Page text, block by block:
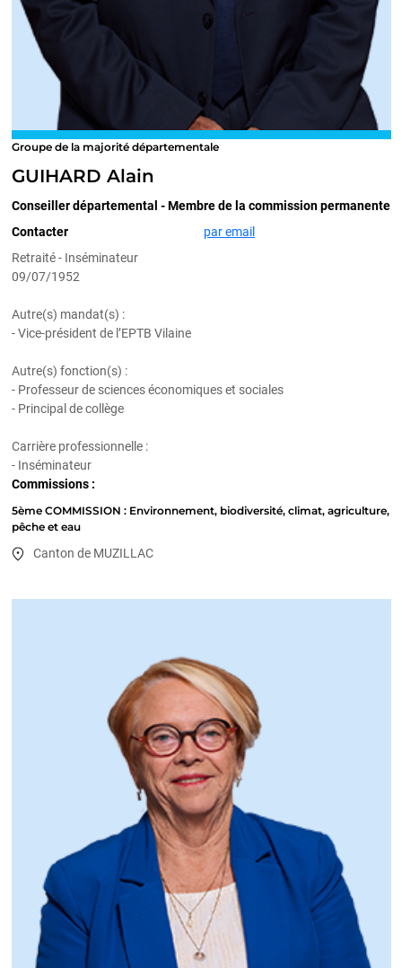
Groupe de la majorité départementale
GUIHARD Alain
Conseiller départemental - Membre de la commission permanente
Contacter
par email
Retraité - Inséminateur
09/07/1952
Autre(s) mandat(s) :
- Vice-président de l’EPTB Vilaine
Autre(s) fonction(s) :
- Professeur de sciences économiques et sociales
- Principal de collège
Carrière professionnelle :
- Inséminateur
Commissions :
5ème COMMISSION : Environnement, biodiversité, climat, agriculture,
pêche et eau
Canton de MUZILLAC